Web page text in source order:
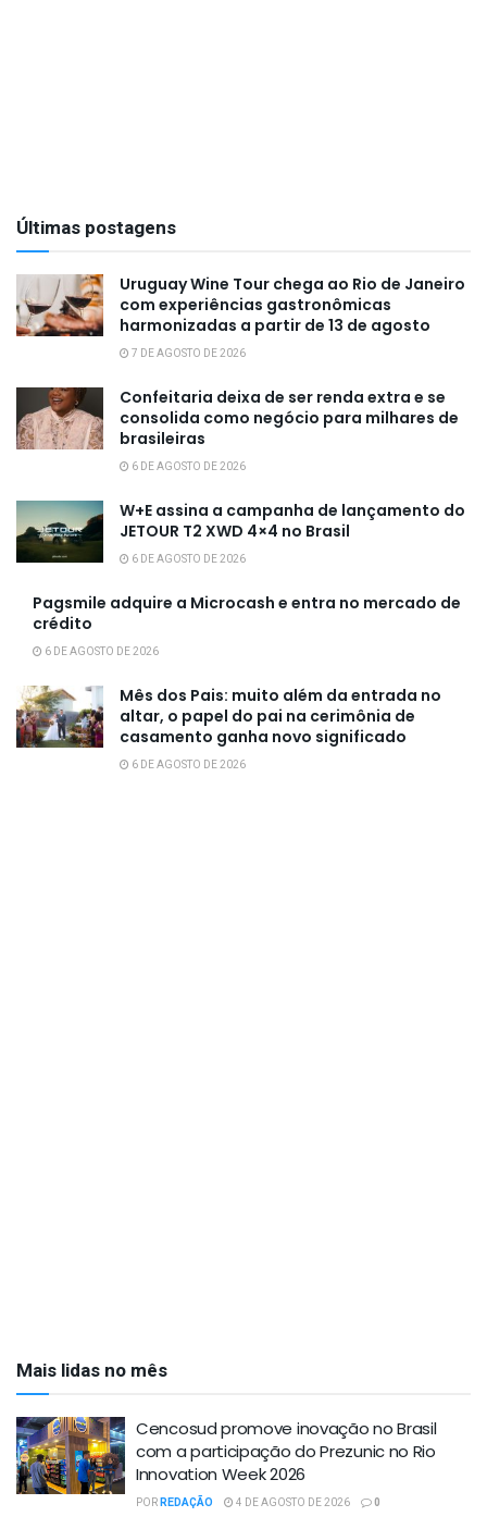
Últimas postagens
Uruguay Wine Tour chega ao Rio de Janeiro
com experiências gastronômicas
harmonizadas a partir de 13 de agosto
7 DE AGOSTO DE 2026
Confeitaria deixa de ser renda extra e se
consolida como negócio para milhares de
brasileiras
6 DE AGOSTO DE 2026
W+E assina a campanha de lançamento do
JETOUR T2 XWD 4×4 no Brasil
6 DE AGOSTO DE 2026
Pagsmile adquire a Microcash e entra no mercado de
crédito
6 DE AGOSTO DE 2026
Mês dos Pais: muito além da entrada no
altar, o papel do pai na cerimônia de
casamento ganha novo significado
6 DE AGOSTO DE 2026
Mais lidas no mês
Cencosud promove inovação no Brasil
com a participação do Prezunic no Rio
Innovation Week 2026
PORREDAÇÃO 4 DE AGOSTO DE 2026 0